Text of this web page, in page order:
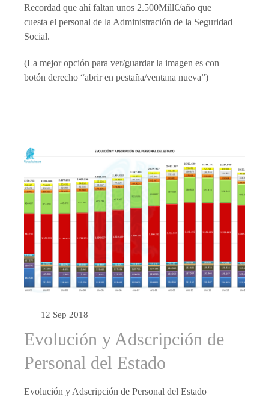
Recordad que ahí faltan unos 2.500Mill€/año que
cuesta el personal de la Administración de la Seguridad
Social.
(La mejor opción para ver/guardar la imagen es con
botón derecho “abrir en pestaña/ventana nueva”)
12 Sep 2018
Evolución y Adscripción de
Personal del Estado
Evolución y Adscripción de Personal del Estado